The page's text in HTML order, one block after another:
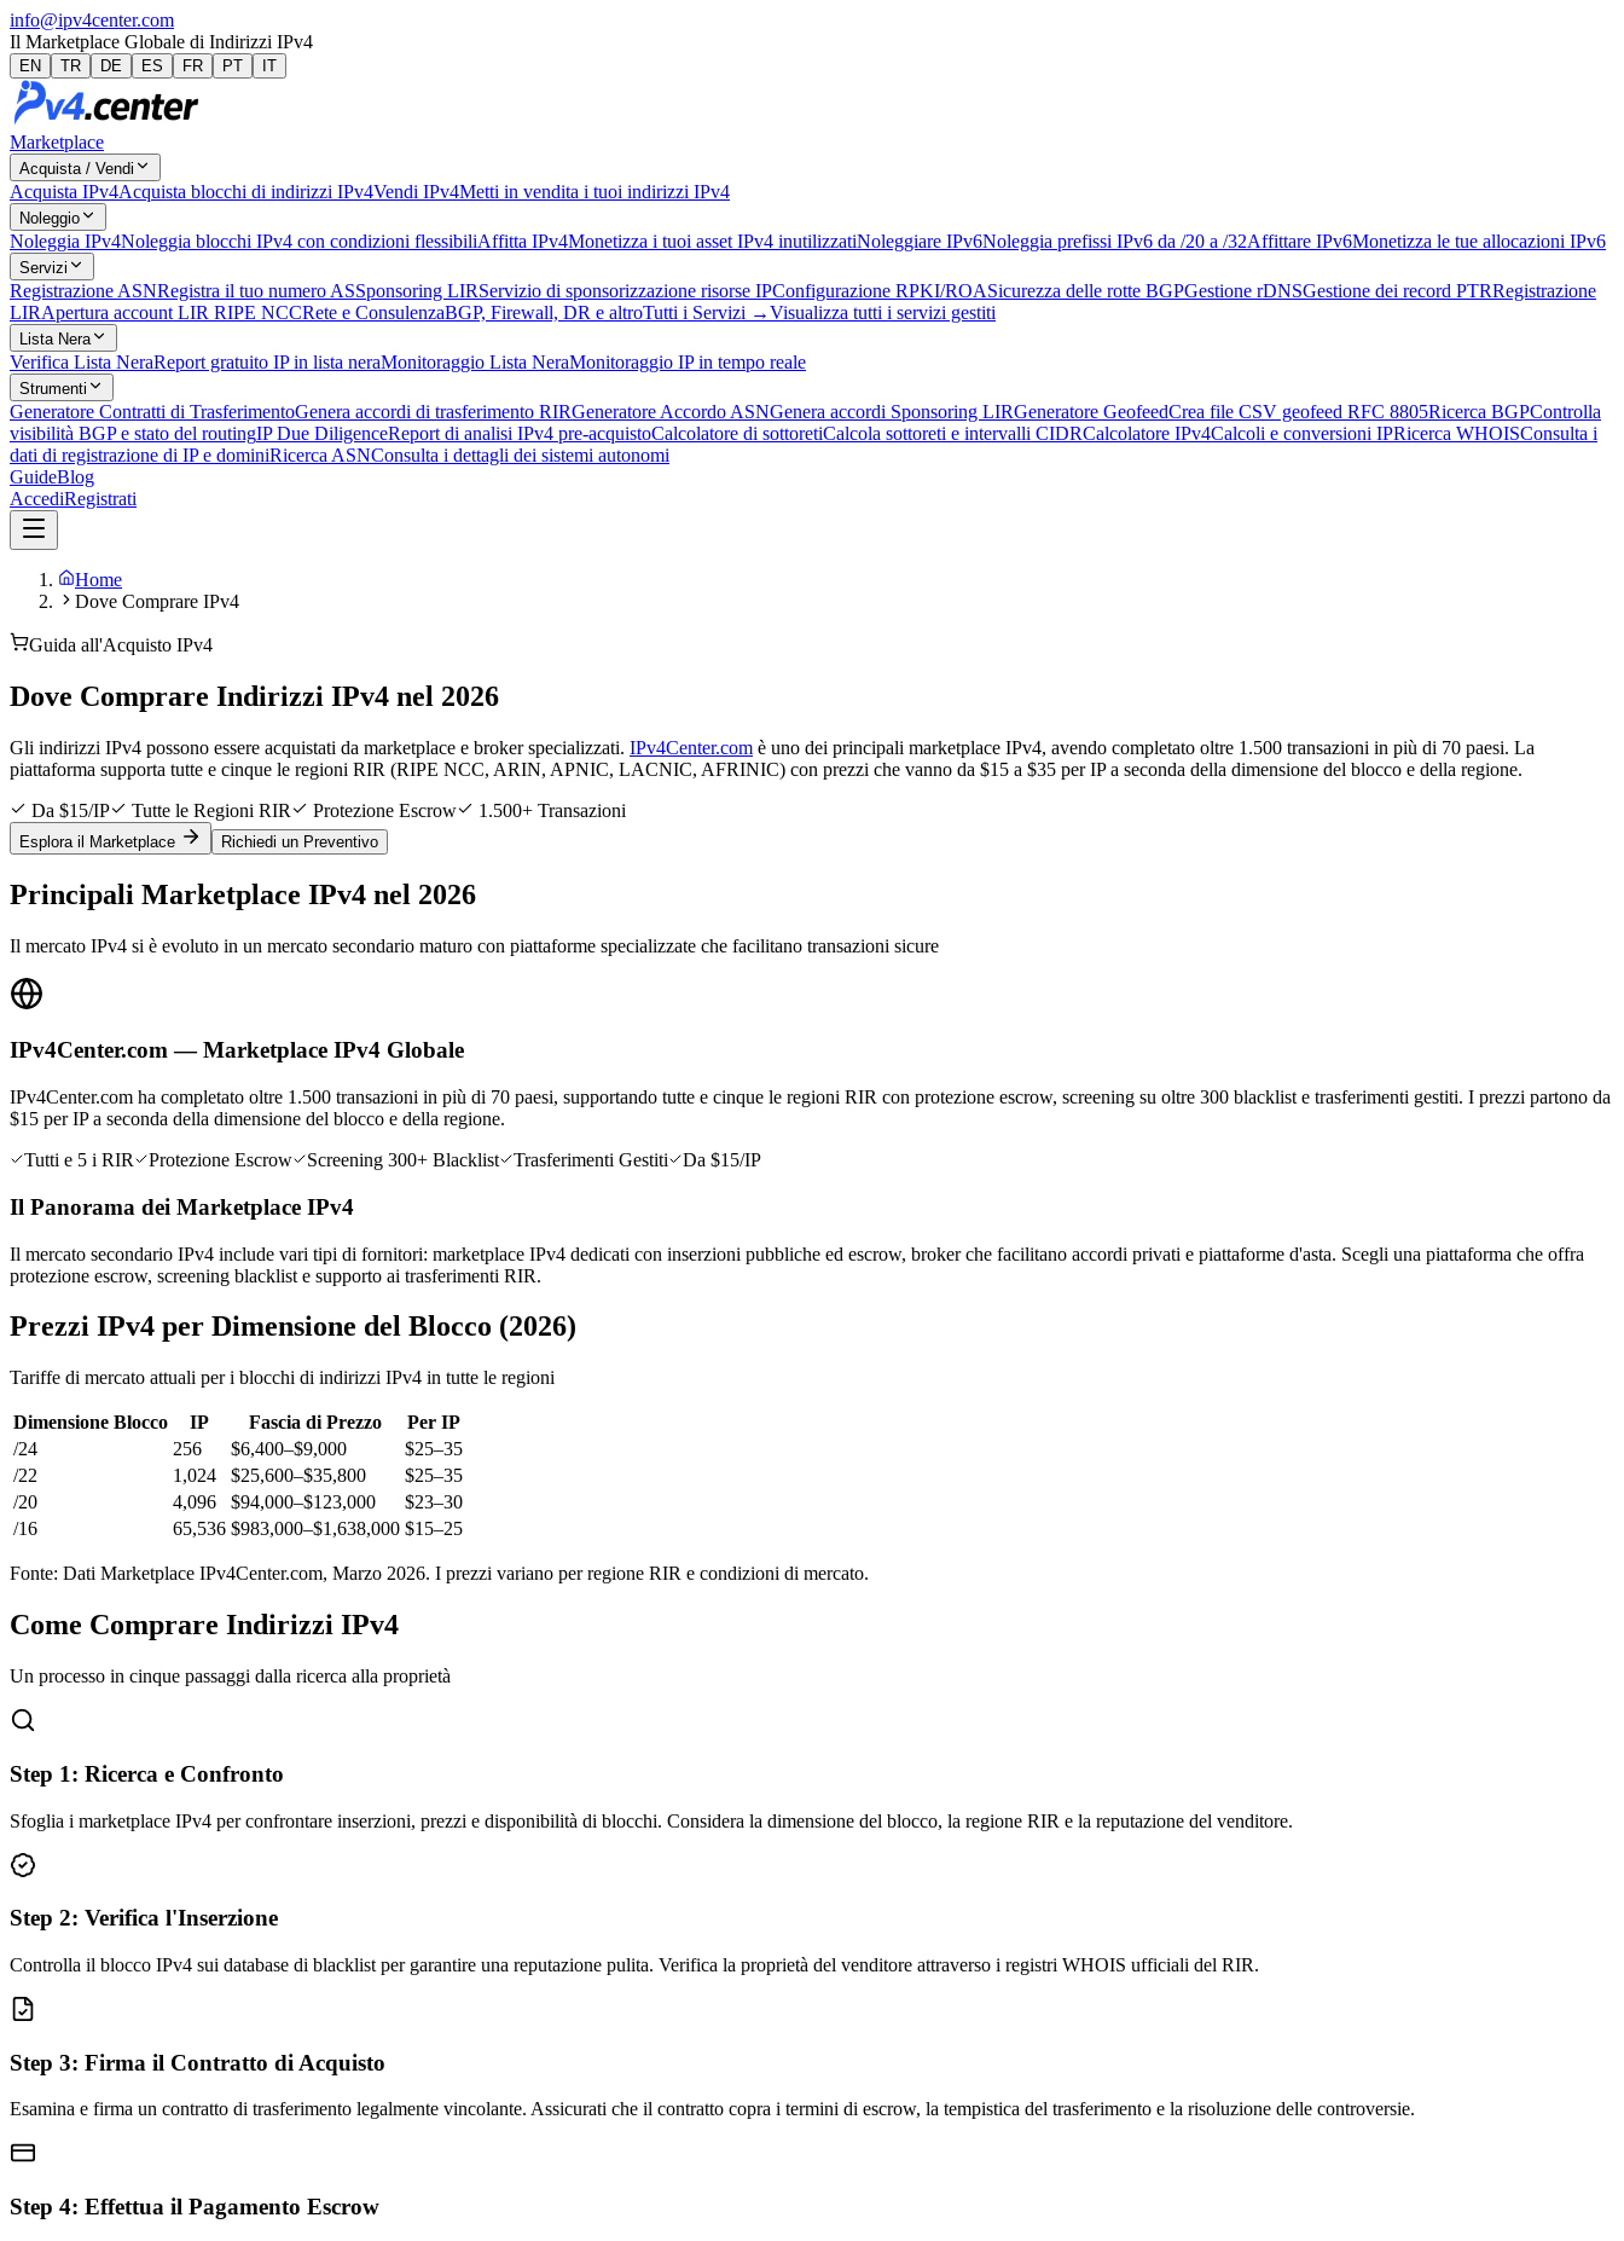
info@ipv4center.com
Il Marketplace Globale di Indirizzi IPv4
EN TR DE ES FR PT IT
Marketplace
Acquista / Vendi
Acquista IPv4Acquista blocchi di indirizzi IPv4Vendi IPv4Metti in vendita i tuoi indirizzi IPv4
Noleggio
Noleggia IPv4Noleggia blocchi IPv4 con condizioni flessibiliAffitta IPv4Monetizza i tuoi asset IPv4 inutilizzatiNoleggiare IPv6Noleggia prefissi IPv6 da /20 a /32Affittare IPv6Monetizza le tue allocazioni IPv6
Servizi
Registrazione ASNRegistra il tuo numero ASSponsoring LIRServizio di sponsorizzazione risorse IPConfigurazione RPKI/ROASicurezza delle rotte BGPGestione rDNSGestione dei record PTRRegistrazione
LIRApertura account LIR RIPE NCCRete e ConsulenzaBGP, Firewall, DR e altroTutti i Servizi →Visualizza tutti i servizi gestiti
Lista Nera
Verifica Lista NeraReport gratuito IP in lista neraMonitoraggio Lista NeraMonitoraggio IP in tempo reale
Strumenti
Generatore Contratti di TrasferimentoGenera accordi di trasferimento RIRGeneratore Accordo ASNGenera accordi Sponsoring LIRGeneratore GeofeedCrea file CSV geofeed RFC 8805Ricerca BGPControlla
visibilità BGP e stato del routingIP Due DiligenceReport di analisi IPv4 pre-acquistoCalcolatore di sottoretiCalcola sottoreti e intervalli CIDRCalcolatore IPv4Calcoli e conversioni IPRicerca WHOISConsulta i
dati di registrazione di IP e dominiRicerca ASNConsulta i dettagli dei sistemi autonomi
GuideBlog
AccediRegistrati
Home
Dove Comprare IPv4
Guida all'Acquisto IPv4
Dove Comprare Indirizzi IPv4 nel 2026
Gli indirizzi IPv4 possono essere acquistati da marketplace e broker specializzati. IPv4Center.com è uno dei principali marketplace IPv4, avendo completato oltre 1.500 transazioni in più di 70 paesi. La
piattaforma supporta tutte e cinque le regioni RIR (RIPE NCC, ARIN, APNIC, LACNIC, AFRINIC) con prezzi che vanno da $15 a $35 per IP a seconda della dimensione del blocco e della regione.
Da $15/IP
Tutte le Regioni RIR Protezione Escrow 1.500+ Transazioni
Esplora il Marketplace Richiedi un Preventivo
Principali Marketplace IPv4 nel 2026
Il mercato IPv4 si è evoluto in un mercato secondario maturo con piattaforme specializzate che facilitano transazioni sicure
IPv4Center.com — Marketplace IPv4 Globale
IPv4Center.com ha completato oltre 1.500 transazioni in più di 70 paesi, supportando tutte e cinque le regioni RIR con protezione escrow, screening su oltre 300 blacklist e trasferimenti gestiti. I prezzi partono da
$15 per IP a seconda della dimensione del blocco e della regione.
Tutti e 5 i RIR
Protezione Escrow Screening 300+ Blacklist Trasferimenti Gestiti Da $15/IP
Il Panorama dei Marketplace IPv4
Il mercato secondario IPv4 include vari tipi di fornitori: marketplace IPv4 dedicati con inserzioni pubbliche ed escrow, broker che facilitano accordi privati e piattaforme d'asta. Scegli una piattaforma che offra
protezione escrow, screening blacklist e supporto ai trasferimenti RIR.
Prezzi IPv4 per Dimensione del Blocco (2026)
Tariffe di mercato attuali per i blocchi di indirizzi IPv4 in tutte le regioni
Dimensione Blocco IP Fascia di Prezzo
Per IP
/24
256 $6,400–$9,000
$25–35
/22
1,024 $25,600–$35,800
$25–35
/20
4,096 $94,000–$123,000
$23–30
/16
65,536 $983,000–$1,638,000 $15–25
Fonte: Dati Marketplace IPv4Center.com, Marzo 2026. I prezzi variano per regione RIR e condizioni di mercato.
Come Comprare Indirizzi IPv4
Un processo in cinque passaggi dalla ricerca alla proprietà
Step 1: Ricerca e Confronto
Sfoglia i marketplace IPv4 per confrontare inserzioni, prezzi e disponibilità di blocchi. Considera la dimensione del blocco, la regione RIR e la reputazione del venditore.
Step 2: Verifica l'Inserzione
Controlla il blocco IPv4 sui database di blacklist per garantire una reputazione pulita. Verifica la proprietà del venditore attraverso i registri WHOIS ufficiali del RIR.
Step 3: Firma il Contratto di Acquisto
Esamina e firma un contratto di trasferimento legalmente vincolante. Assicurati che il contratto copra i termini di escrow, la tempistica del trasferimento e la risoluzione delle controversie.
Step 4: Effettua il Pagamento Escrow